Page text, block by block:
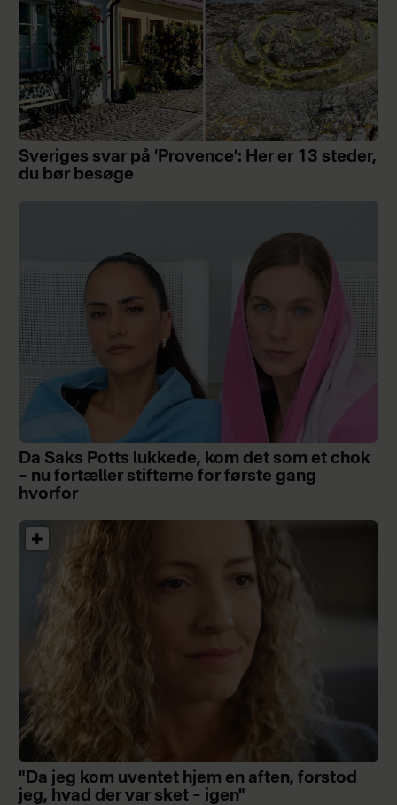
Sveriges svar på ’Provence’: Her er 13 steder,
du bør besøge
Da Saks Potts lukkede, kom det som et chok
– nu fortæller stifterne for første gang
hvorfor
"Da jeg kom uventet hjem en aften, forstod
jeg, hvad der var sket – igen"